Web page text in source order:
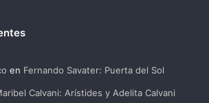
en Fernando Savater: Puerta del Sol
Calvani: Arístides y Adelita Calvani